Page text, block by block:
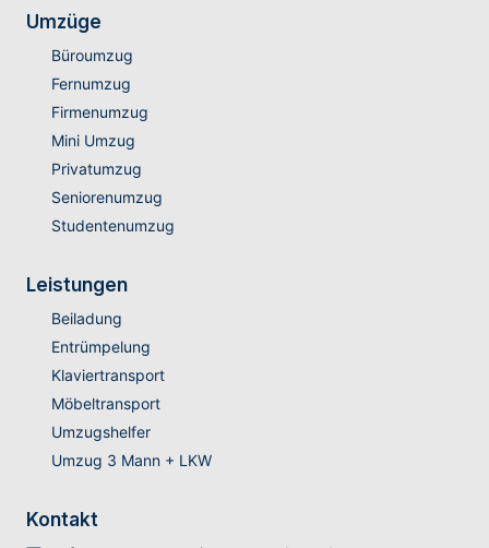
Umzüge
Büroumzug
Fernumzug
Firmenumzug
Mini Umzug
Privatumzug
Seniorenumzug
Studentenumzug
Leistungen
Beiladung
Entrümpelung
Klaviertransport
Möbeltransport
Umzugshelfer
Umzug 3 Mann + LKW
Kontakt